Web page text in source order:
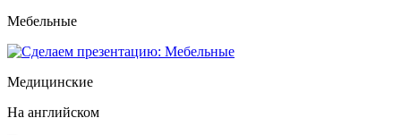
Мебельные
Медицинские
На английском